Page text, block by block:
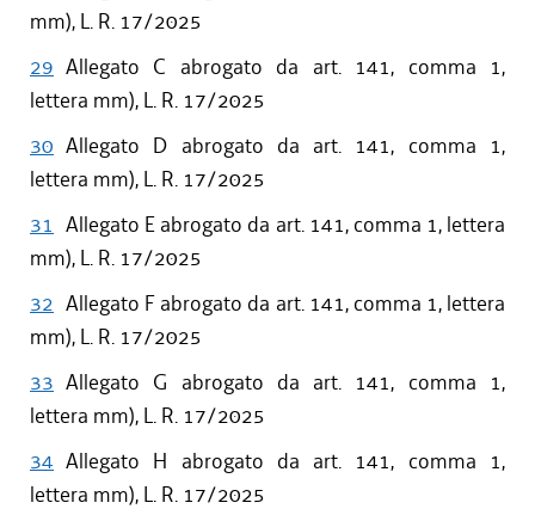
mm), L. R. 17/2025
29 Allegato C abrogato da art. 141, comma 1,
lettera mm), L. R. 17/2025
30 Allegato D abrogato da art. 141, comma 1,
lettera mm), L. R. 17/2025
31 Allegato E abrogato da art. 141, comma 1, lettera
mm), L. R. 17/2025
32 Allegato F abrogato da art. 141, comma 1, lettera
mm), L. R. 17/2025
33 Allegato G abrogato da art. 141, comma 1,
lettera mm), L. R. 17/2025
34 Allegato H abrogato da art. 141, comma 1,
lettera mm), L. R. 17/2025